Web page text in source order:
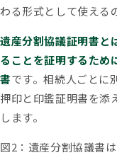
わる形式として使える
遺産分割協議証明書と
ることを証明するため
書です。相続人ごとに
押印と印鑑証明書を添
します。
図2：遺産分割協議書